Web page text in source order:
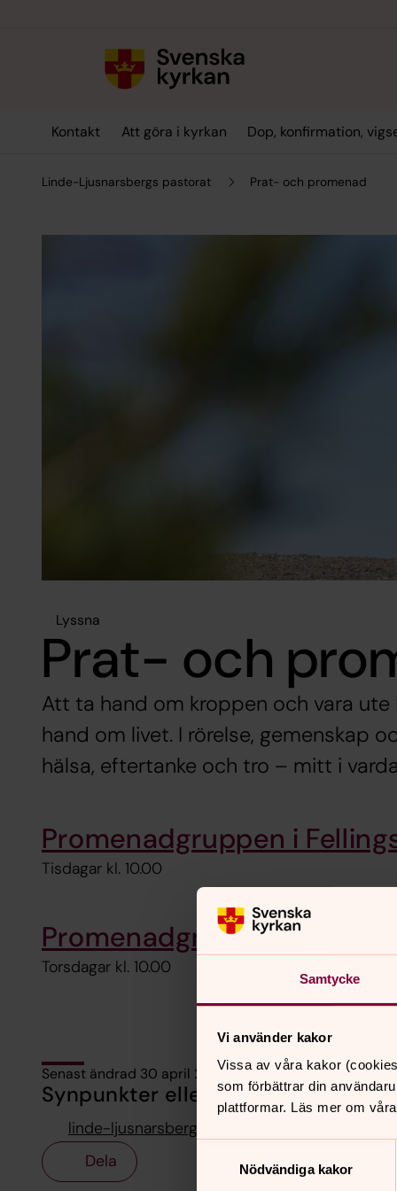
Samtycke
Vi använder kakor
Vissa av våra kakor
som förbättrar din
plattformar. Läs mer om
Nödvändiga kakor
Kontakt Att göra i kyrkan Dop, konfirmation,
Linde-Ljusnarsbergs pastorat Prat- och promenad
Lyssna
Prat- och
Att ta hand om kroppen och vara
hand om livet. I rörelse, gemenskap
hälsa, eftertanke och tro – mitt i
Promenadgruppen i
Tisdagar kl. 10.00
Promenadgruppen i Frövi
Torsdagar kl. 10.00
Senast ändrad 30 april 2026
Synpunkter eller frågor på sidans
linde-ljusnarsbergs.pastorat@svenskakyrkan.se
Dela